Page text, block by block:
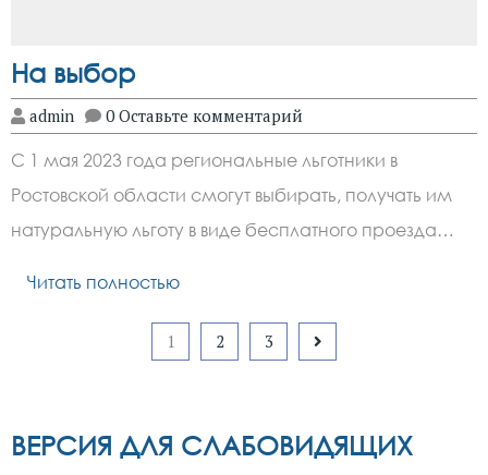
На выбор
admin 0 Оставьте комментарий
С 1 мая 2023 года региональные льготники в
Ростовской области смогут выбирать, получать им
натуральную льготу в виде бесплатного проезда…
Читать полностью
1 2 3
ВЕРСИЯ ДЛЯ СЛАБОВИДЯЩИХ